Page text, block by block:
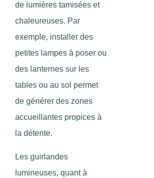
de lumières tamisées et
chaleureuses. Par
exemple, installer des
petites lampes à poser ou
des lanternes sur les
tables ou au sol permet
de générer des zones
accueillantes propices à
la détente.
Les guirlandes
lumineuses, quant à